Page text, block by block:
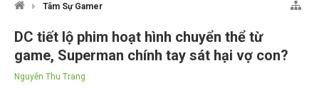
Tâm Sự Gamer
DC tiết lộ phim hoạt hình chuyển thể từ
game, Superman chính tay sát hại vợ con?
Nguyễn Thu Trang